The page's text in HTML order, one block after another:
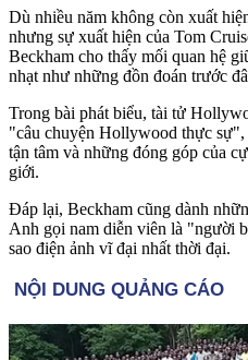
Dù nhiều năm không còn xuất
nhưng sự xuất hiện của Tom
Beckham cho thấy mối quan hệ
nhạt như những đồn đoán trước
Trong bài phát biểu, tài tử
"câu chuyện Hollywood thực
tận tâm và những đóng góp của
giới.
Đáp lại, Beckham cũng dành
Anh gọi nam diễn viên là "người
sao điện ảnh vĩ đại nhất thời đại.